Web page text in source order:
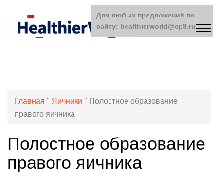
Главная " Яичники " Полостное образование
правого яичника
Полостное образование
правого яичника
Для любых предложений по
сайту: healthierworld@cp9.ru